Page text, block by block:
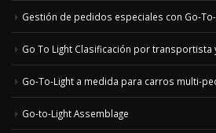
Gestión de pedidos especiales con Go-
Go To Light Clasificación por transportista
Go-To-Light a medida para carros multi-
Go-to-Light Assemblage